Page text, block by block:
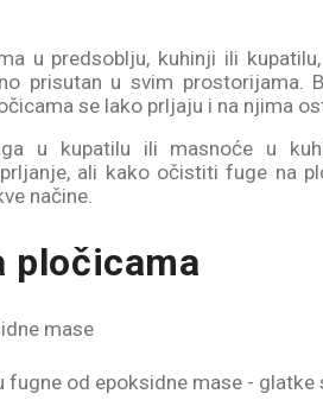
u predsoblju, kuhinji ili
prisutan u svim prostorijama.
se lako prljaju i na njima
u kupatilu ili masnoće u
ali kako očistiti fuge na
načine.
pločicama
fugne od epoksidne mase - glatke